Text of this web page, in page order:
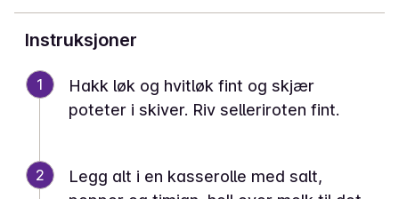
Instruksjoner
1
Hakk løk og hvitløk fint og skjær
poteter i skiver. Riv selleriroten fint.
2
Legg alt i en kasserolle med salt,